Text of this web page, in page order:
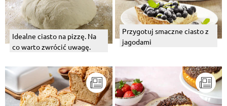
Idealne ciasto na pizzę. Na
co warto zwrócić uwagę.
Przygotuj smaczne ciasto z
jagodami